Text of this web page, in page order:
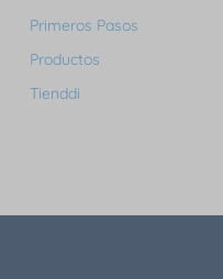
Primeros Pasos
Productos
Tienddi